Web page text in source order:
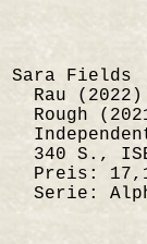
Sara Fields
Rau
Rough
340 S.,
Preis:
Serie: